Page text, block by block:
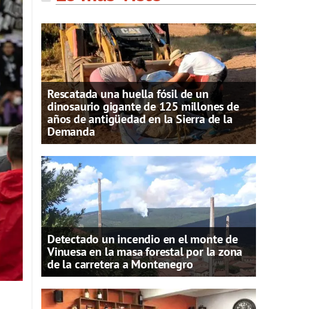
Rescatada una huella fósil de un
dinosaurio gigante de 125 millones de
años de antigüedad en la Sierra de la
Demanda
Detectado un incendio en el monte de
Vinuesa en la masa forestal por la zona
de la carretera a Montenegro